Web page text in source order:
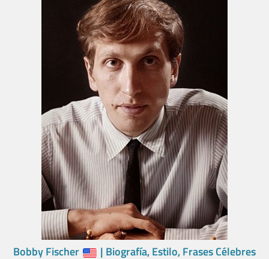
Bobby Fischer | Biografía, Estilo, Frases Célebres